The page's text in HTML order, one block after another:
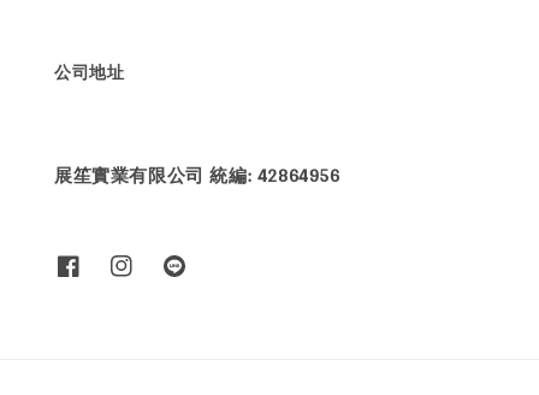
公司地址
展笙實業有限公司 統編: 42864956